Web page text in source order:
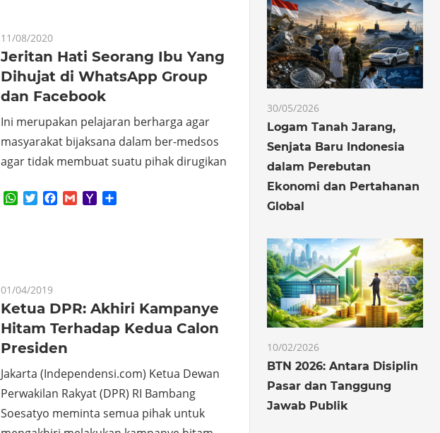
11/08/2020
Jeritan Hati Seorang Ibu Yang
Dihujat di WhatsApp Group
dan Facebook
Ini merupakan pelajaran berharga agar
masyarakat bijaksana dalam ber-medsos
agar tidak membuat suatu pihak dirugikan
WhatsApp
TwitterFacebook
GmailYahoo
01/04/2019
Ketua DPR: Akhiri Kampanye
Hitam Terhadap Kedua Calon
Presiden
Jakarta (Independensi.com) Ketua Dewan
Perwakilan Rakyat (DPR) RI Bambang
Soesatyo meminta semua pihak untuk
30/05/2026
Logam Tanah Jarang,
Senjata Baru Indonesia
dalam Perebutan
Ekonomi dan Pertahanan
Global
10/02/2026
BTN 2026: Antara Disiplin
Pasar dan Tanggung
Jawab Publik